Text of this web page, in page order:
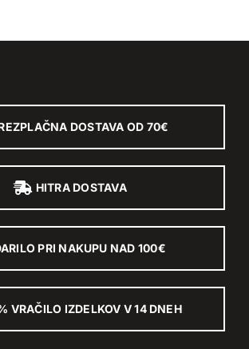
DOSTAVA OD 70€
HITRA DOSTAVA
PRI NAKUPU NAD 100€
VRAČILO IZDELKOV V 14 DNEH